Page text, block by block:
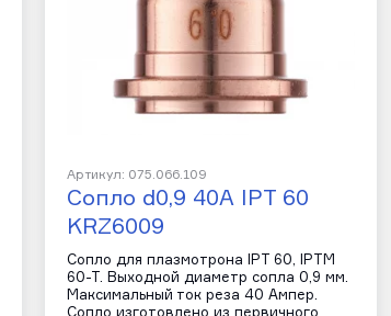
Артикул: 075.066.109
Сопло d0,9 40A IPT 60
KRZ6009
Сопло для плазмотрона IPT 60, IPTM
60-T. Выходной диаметр сопла 0,9 мм.
Максимальный ток реза 40 Ампер.